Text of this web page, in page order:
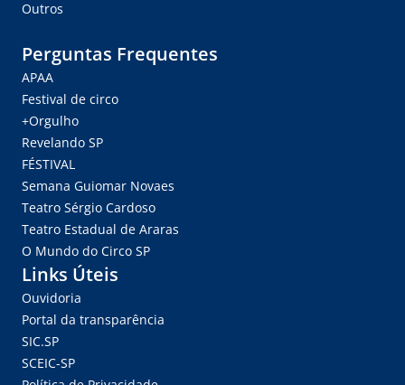
Outros
Perguntas Frequentes
APAA
Festival de circo
+Orgulho
Revelando SP
FÉSTIVAL
Semana Guiomar Novaes
Teatro Sérgio Cardoso
Teatro Estadual de Araras
O Mundo do Circo SP
Links Úteis
Ouvidoria
Portal da transparência
SIC.SP
SCEIC-SP